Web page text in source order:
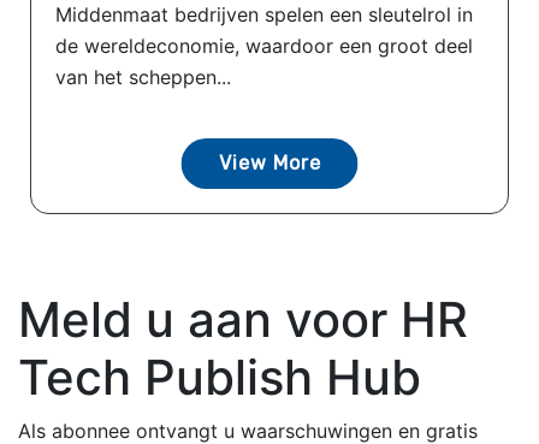
Middenmaat bedrijven spelen een sleutelrol in
de wereldeconomie, waardoor een groot deel
van het scheppen...
View More
Meld u aan voor HR
Tech Publish Hub
Als abonnee ontvangt u waarschuwingen en gratis